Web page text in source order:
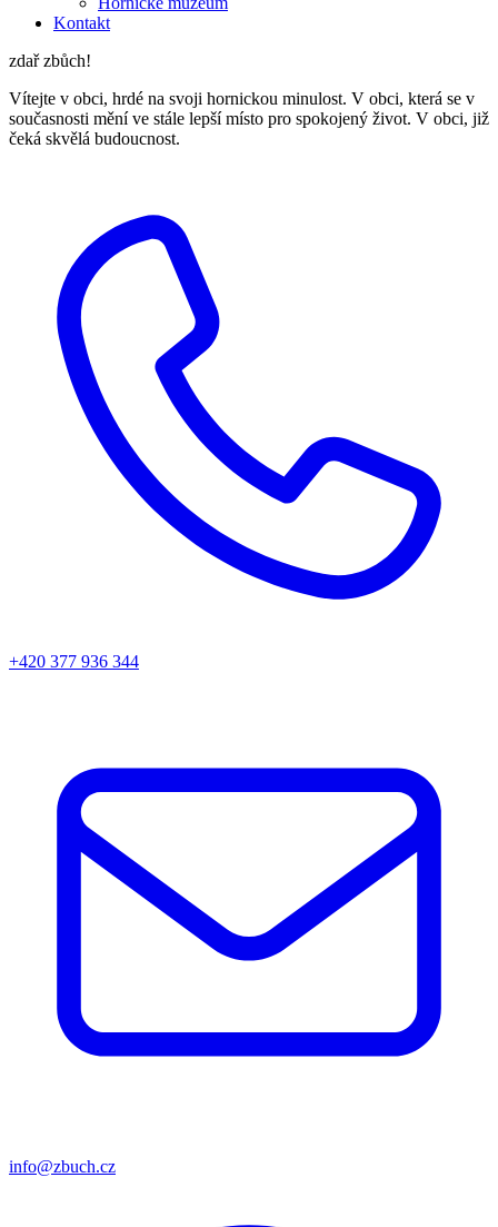
Kontakt
zdař zbůch!
Vítejte v obci, hrdé na svoji hornickou minulost. V obci, která se v
současnosti mění ve stále lepší místo pro spokojený život. V obci, již
čeká skvělá budoucnost.
+420 377 936 344
info@zbuch.cz